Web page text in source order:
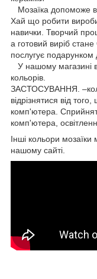
Мозаїка допоможе
Хай що робити вироби
навички. Творчий
а готовий виріб
послугує подарунком
У нашому магазині
кольорів.
ЗАСТОСУВАННЯ.
відрізнятися від
комп'ютера.
комп'ютера,
Інші кольори
нашому сайті.